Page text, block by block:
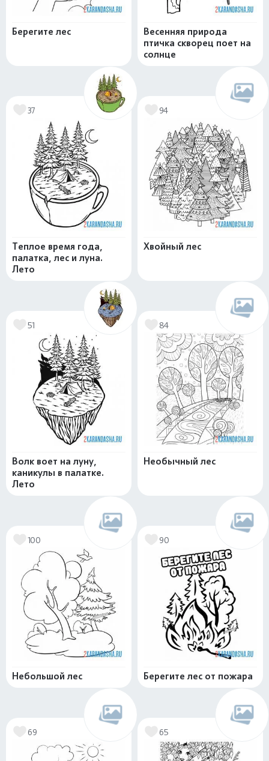
Берегите лес
Весенняя природа
птичка скворец поет на
солнце
37
Теплое время года,
палатка, лес и луна.
Лето
94
Хвойный лес
51
Волк воет на луну,
каникулы в палатке.
Лето
84
Необычный лес
100
Небольшой лес
90
Берегите лес от пожара
69 65